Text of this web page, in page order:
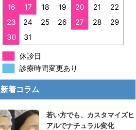
16
17 18 19 20 21
22
23
24 25 26 27 28
29
30
31
休診日
診療時間変更あり
新着コラム
若い方でも、カスタマイズヒ
アルでナチュラル変化